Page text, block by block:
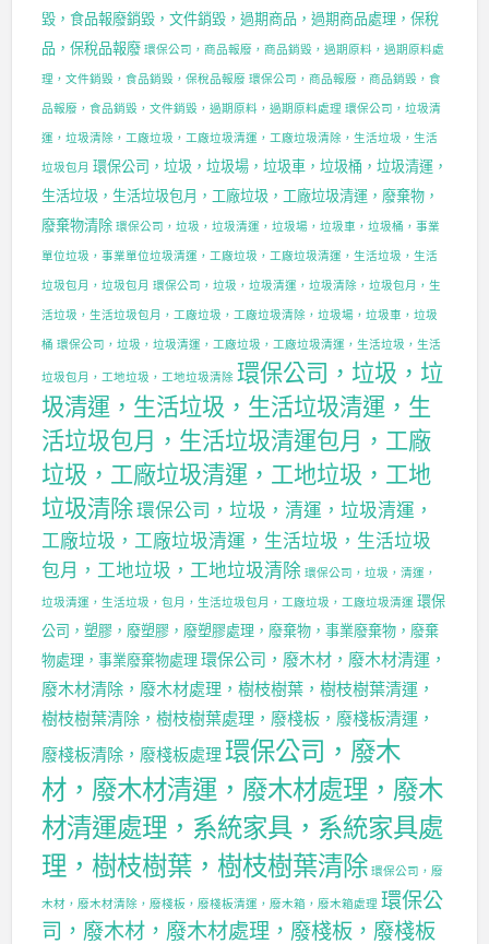
毀，食品報廢銷毀，文件銷毀，過期商品，過期商品處理，保稅
品，保稅品報廢 環保公司，商品報廢，商品銷毀，過期原料，過期原料處
理，文件銷毀，食品銷毀，保稅品報廢 環保公司，商品報廢，商品銷毀，食
品報廢，食品銷毀，文件銷毀，過期原料，過期原料處理 環保公司，垃圾清
運，垃圾清除，工廠垃圾，工廠垃圾清運，工廠垃圾清除，生活垃圾，生活
垃圾包月 環保公司，垃圾，垃圾場，垃圾車，垃圾桶，垃圾清運，
生活垃圾，生活垃圾包月，工廠垃圾，工廠垃圾清運，廢棄物，
廢棄物清除 環保公司，垃圾，垃圾清運，垃圾場，垃圾車，垃圾桶，事業
單位垃圾，事業單位垃圾清運，工廠垃圾，工廠垃圾清運，生活垃圾，生活
垃圾包月，垃圾包月 環保公司，垃圾，垃圾清運，垃圾清除，垃圾包月，生
活垃圾，生活垃圾包月，工廠垃圾，工廠垃圾清除，垃圾場，垃圾車，垃圾
桶 環保公司，垃圾，垃圾清運，工廠垃圾，工廠垃圾清運，生活垃圾，生活
垃圾包月，工地垃圾，工地垃圾清除 環保公司，垃圾，垃
圾清運，生活垃圾，生活垃圾清運，生
活垃圾包月，生活垃圾清運包月，工廠
垃圾，工廠垃圾清運，工地垃圾，工地
垃圾清除環保公司，垃圾，清運，垃圾清運，
工廠垃圾，工廠垃圾清運，生活垃圾，生活垃圾
包月，工地垃圾，工地垃圾清除 環保公司，垃圾，清運，
垃圾清運，生活垃圾，包月，生活垃圾包月，工廠垃圾，工廠垃圾清運 環保
公司，塑膠，廢塑膠，廢塑膠處理，廢棄物，事業廢棄物，廢棄
物處理，事業廢棄物處理 環保公司，廢木材，廢木材清運，
廢木材清除，廢木材處理，樹枝樹葉，樹枝樹葉清運，
樹枝樹葉清除，樹枝樹葉處理，廢棧板，廢棧板清運，
廢棧板清除，廢棧板處理 環保公司，廢木
材，廢木材清運，廢木材處理，廢木
材清運處理，系統家具，系統家具處
理，樹枝樹葉，樹枝樹葉清除 環保公司，廢
木材，廢木材清除，廢棧板，廢棧板清運，廢木箱，廢木箱處理 環保公
司，廢木材，廢木材處理，廢棧板，廢棧板